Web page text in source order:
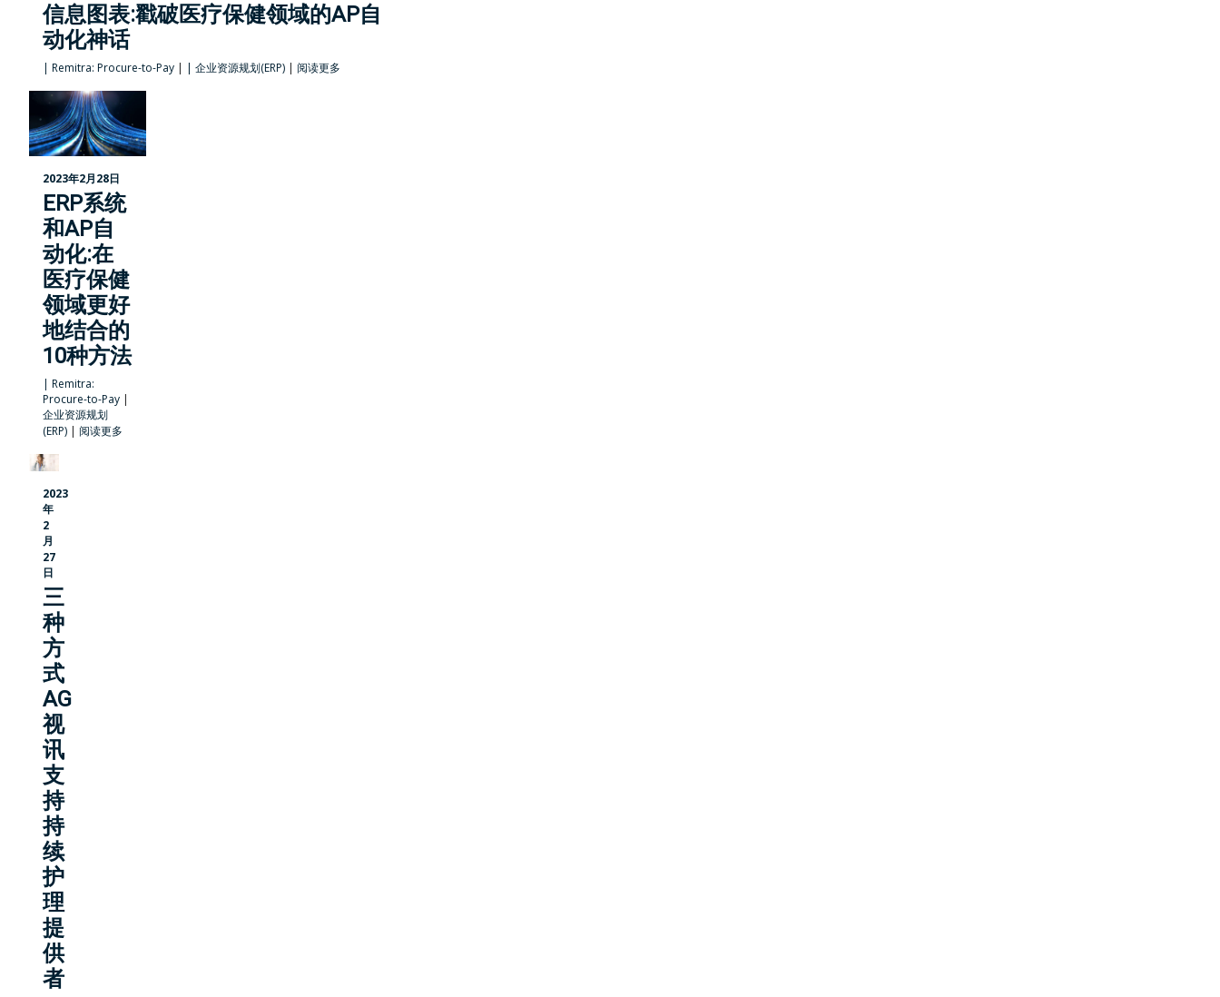
信息图表:戳破医疗保健领域的AP自
动化神话
| Remitra: Procure-to-Pay | | 企业资源规划(ERP) | 阅读更多
2023年2月28日
ERP系统
和AP自
动化:在
医疗保健
领域更好
地结合的
10种方法
| Remitra:
Procure-to-Pay |
企业资源规划
(ERP) | 阅读更多
2023
年
2
月
27
日
三
种
方
式
AG
视
讯
支
持
持
续
护
理
提
供
者